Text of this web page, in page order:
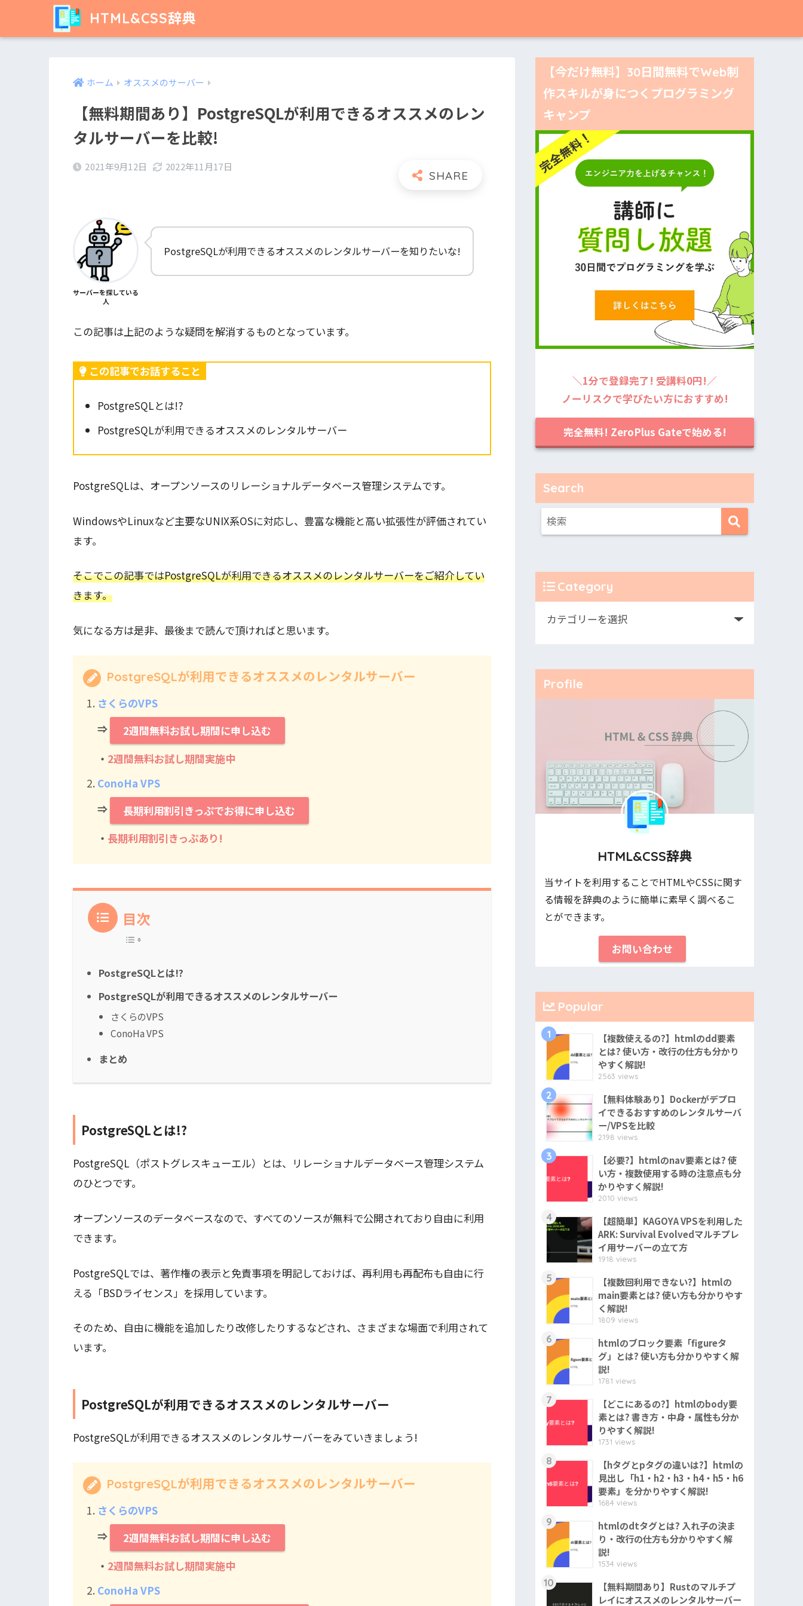
HTML&CSS辞典
ホーム オススメのサーバー
【無料期間あり】PostgreSQLが利用できるオススメのレン
タルサーバーを比較!
2021年9月12日 2022年11月17日
サーバーを探している
人
PostgreSQLが利用できるオススメのレンタルサーバーを知りたいな!
この記事は上記のような疑問を解消するものとなっています。
この記事でお話すること
PostgreSQLとは!?
PostgreSQLが利用できるオススメのレンタルサーバー
PostgreSQLは、オープンソースのリレーショナルデータベース管理システムです。
WindowsやLinuxなど主要なUNIX系OSに対応し、豊富な機能と高い拡張性が評価されてい
ます。
そこでこの記事ではPostgreSQLが利用できるオススメのレンタルサーバーをご紹介してい
きます。
気になる方は是非、最後まで読んで頂ければと思います。
PostgreSQLが利用できるオススメのレンタルサーバー
さくらのVPS
⇒
2週間無料お試し期間に申し込む
・ 2週間無料お試し期間実施中
ConoHa VPS
⇒
長期利用割引きっぷでお得に申し込む
・ 長期利用割引きっぷあり!
目次
PostgreSQLとは!?
PostgreSQLが利用できるオススメのレンタルサーバー
さくらのVPS
ConoHa VPS
まとめ
PostgreSQLとは!?
PostgreSQL（ポストグレスキューエル）とは、リレーショナルデータベース管理システム
のひとつです。
オープンソースのデータベースなので、すべてのソースが無料で公開されており自由に利用
できます。
PostgreSQLでは、著作権の表示と免責事項を明記しておけば、再利用も再配布も自由に行
える「BSDライセンス」を採用しています。
そのため、自由に機能を追加したり改修したりするなどされ、さまざまな場面で利用されて
います。
PostgreSQLが利用できるオススメのレンタルサーバー
PostgreSQLが利用できるオススメのレンタルサーバーをみていきましょう!
PostgreSQLが利用できるオススメのレンタルサーバー
さくらのVPS
⇒
2週間無料お試し期間に申し込む
・ 2週間無料お試し期間実施中
ConoHa VPS
【今だけ無料】30日間無料でWeb制
作スキルが身につくプログラミング
キャンプ
＼1分で登録完了! 受講料0円!／
ノーリスクで学びたい方におすすめ!
完全無料! ZeroPlus Gateで始める!
Search
Category
Profile
HTML&CSS辞典
当サイトを利用することでHTMLやCSSに関す
る情報を辞典のように簡単に素早く調べるこ
とができます。
お問い合わせ
Popular
1
【複数使えるの?】htmlのdd要素
とは? 使い方・改行の仕方も分かり
やすく解説!
2563 views
2
【無料体験あり】Dockerがデプロ
イできるおすすめのレンタルサーバ
ー/VPSを比較
2198 views
3
【必要?】htmlのnav要素とは? 使
い方・複数使用する時の注意点も分
かりやすく解説!
2010 views
4
【超簡単】KAGOYA VPSを利用した
ARK: Survival Evolvedマルチプレ
イ用サーバーの立て方
1918 views
5
【複数回利用できない?】htmlの
main要素とは? 使い方も分かりやす
く解説!
1809 views
6
htmlのブロック要素「figureタ
グ」とは? 使い方も分かりやすく解
説!
1781 views
7
【どこにあるの?】htmlのbody要
素とは? 書き方・中身・属性も分か
りやすく解説!
1731 views
8
【hタグとpタグの違いは?】htmlの
見出し「h1・h2・h3・h4・h5・h6
要素」を分かりやすく解説!
1684 views
9
htmlのdtタグとは? 入れ子の決ま
り・改行の仕方も分かりやすく解
説!
1534 views
10
【無料期間あり】Rustのマルチプ
レイにオススメのレンタルサーバー